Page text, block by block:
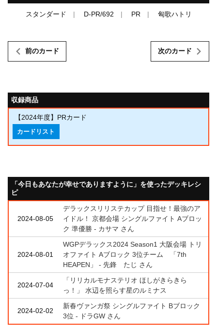
スタンダード D-PR/692 PR 匈歌ハトリ
前のカード 次のカード
収録商品
【2024年度】PRカード
カードリスト
「今日もあなたが幸せでありますように」を使ったデッキレシ
ピ
2024-08-05
デラックスリリステカップ 目指せ！最強のア
イドル！ 京都会場 シングルファイト Aブロッ
ク 準優勝 - カサマ さん
2024-08-01
WGPデラックス2024 Season1 大阪会場 トリ
オファイト Aブロック 3位チーム 「7th
HEAPEN」 - 先鋒 たじ さん
2024-07-04
「リリカルモナステリオ ほしがきらきら
っ！」 水辺を照らす星のルミナス
2024-02-02
新春ヴァンガ祭 シングルファイト Bブロック
3位 - ドラGW さん